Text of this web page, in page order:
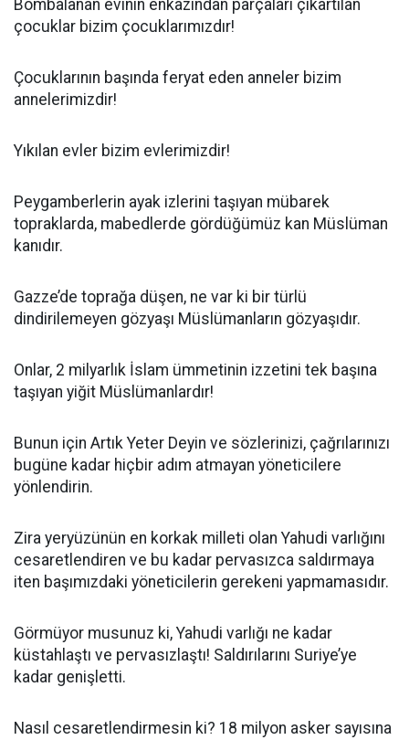
Bombalanan evinin enkazından parçaları çıkartılan
çocuklar bizim çocuklarımızdır!
Çocuklarının başında feryat eden anneler bizim
annelerimizdir!
Yıkılan evler bizim evlerimizdir!
Peygamberlerin ayak izlerini taşıyan mübarek
topraklarda, mabedlerde gördüğümüz kan Müslüman
kanıdır.
Gazze’de toprağa düşen, ne var ki bir türlü
dindirilemeyen gözyaşı Müslümanların gözyaşıdır.
Onlar, 2 milyarlık İslam ümmetinin izzetini tek başına
taşıyan yiğit Müslümanlardır!
Bunun için Artık Yeter Deyin ve sözlerinizi, çağrılarınızı
bugüne kadar hiçbir adım atmayan yöneticilere
yönlendirin.
Zira yeryüzünün en korkak milleti olan Yahudi varlığını
cesaretlendiren ve bu kadar pervasızca saldırmaya
iten başımızdaki yöneticilerin gerekeni yapmamasıdır.
Görmüyor musunuz ki, Yahudi varlığı ne kadar
küstahlaştı ve pervasızlaştı! Saldırılarını Suriye’ye
kadar genişletti.
Nasıl cesaretlendirmesin ki? 18 milyon asker sayısına